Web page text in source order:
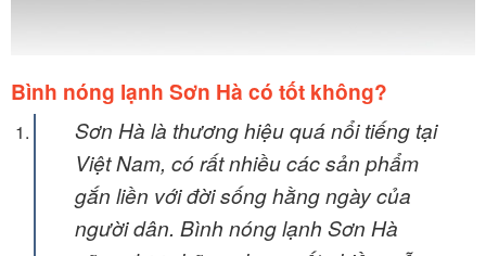
Bình nóng lạnh Sơn Hà có tốt không?
Sơn Hà là thương hiệu quá nổi tiếng tại
Việt Nam, có rất nhiều các sản phẩm
gắn liền với đời sống hằng ngày của
người dân. Bình nóng lạnh Sơn Hà